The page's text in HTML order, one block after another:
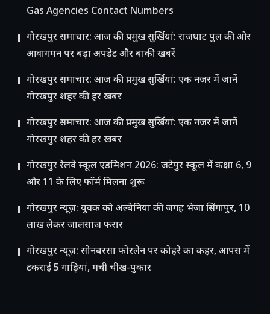
Gas Agencies Contact Numbers
गोरखपुर समाचार: आज की प्रमुख सुर्खियां: राजघाट पुल की ओर
आवागमन पर बड़ा अपडेट और बाकी खबरें
गोरखपुर समाचार: आज की प्रमुख सुर्खियां: एक नजर में जानें
गोरखपुर शहर की हर खबर
गोरखपुर समाचार: आज की प्रमुख सुर्खियां: एक नजर में जानें
गोरखपुर शहर की हर खबर
गोरखपुर रेलवे स्कूल एडमिशन 2026: जटेपुर स्कूल में कक्षा 6, 9
और 11 के लिए फॉर्म मिलना शुरू
गोरखपुर न्यूज़: युवक को अल्बेनिया की जगह भेजा सिंगापुर, 10
लाख लेकर जालसाज फरार
गोरखपुर न्यूज़: सोनबरसा फोरलेन पर कोहरे का कहर, आपस में
टकराईं 5 गाड़ियां, मची चीख-पुकार